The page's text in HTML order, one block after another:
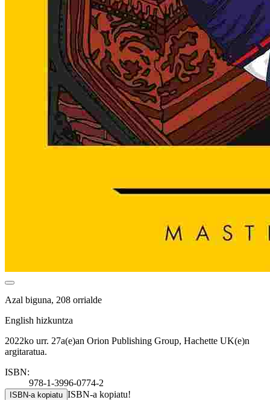
Azal biguna, 208 orrialde
English hizkuntza
2022ko urr. 27a(e)an Orion Publishing Group, Hachette UK(e)n
argitaratua.
ISBN:
978-1-3996-0774-2
ISBN-a kopiatu ISBN-a kopiatu!